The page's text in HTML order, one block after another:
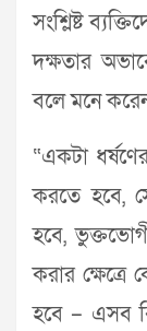
সংশ্লিষ্ট
দক্ষতার
বলে মনে
“একটা
করতে হবে,
হবে,
করার
হবে – এসব